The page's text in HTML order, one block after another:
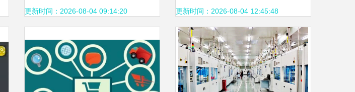
一线生机
更新时间：2026-08-04 09:14:20 务
更新时间：2026-08-04 12:45:48